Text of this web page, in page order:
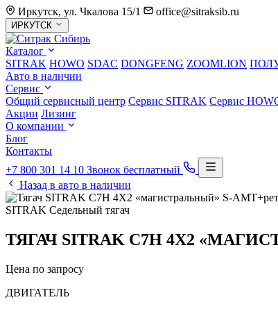
Иркутск, ул. Чкалова 15/1
office@sitraksib.ru
Выбор
города
ИРКУТСК
Каталог
SITRAK HOWO SDAC DONGFENG ZOOMLION
Авто в наличии
Сервис
Общий сервисный центр Сервис SITRAK Сервис
Акции Лизинг
О компании
Блог
Контакты
+7 800 301 14 10 Звонок бесплатный
Назад в авто в наличии
SITRAK Седельный тягач
ТЯГАЧ SITRAK C7H 4Х2
Цена по запросу
ДВИГАТЕЛЬ